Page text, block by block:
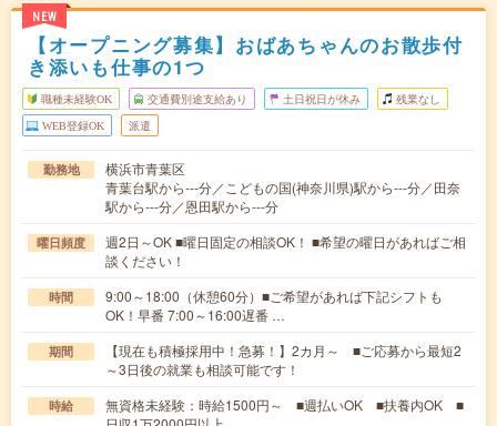
NEW
【オープニング募集】おばあちゃんのお散歩付
き添いも仕事の1つ
職種未経験OK 交通費別途支給あり 土日祝日が休み 残業なし
WEB登録OK 派遣
勤務地
横浜市青葉区
青葉台駅から---分／こどもの国(神奈川県)駅から---分／田奈
駅から---分／恩田駅から---分
曜日頻度
週2日～OK ■曜日固定の相談OK！ ■希望の曜日があればご相
談ください！
時間
9:00～18:00（休憩60分）■ご希望があれば下記シフトも
OK！早番 7:00～16:00遅番 …
期間
【現在も積極採用中！急募！】2カ月～ ■ご応募から最短2
～3日後の就業も相談可能です！
時給
無資格未経験：時給1500円～ ■週払いOK ■扶養内OK ■